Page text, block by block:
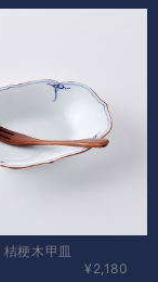
梗木甲皿
¥2,180